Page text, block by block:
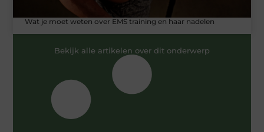
Wat je moet weten over EMS training en haar nadelen
Bekijk alle artikelen over dit onderwerp